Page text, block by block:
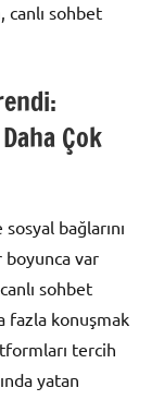
sohbet
Çok
bağlarını
boyunca var
sohbet
fazla konuşmak
tercih
yatan